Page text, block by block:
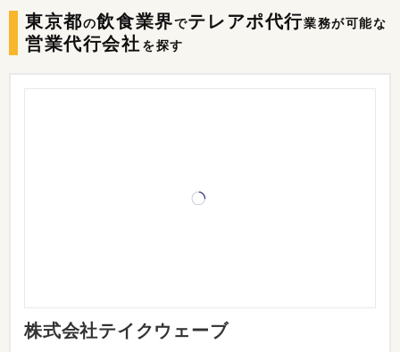
東京都の飲食業界でテレアポ代行業務が可能な
営業代行会社 を探す
株式会社テイクウェーブ